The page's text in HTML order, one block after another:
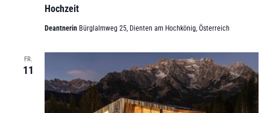
Hochzeit
Deantnerin Bürglalmweg 25, Dienten am Hochkönig, Österreich
FR.
11